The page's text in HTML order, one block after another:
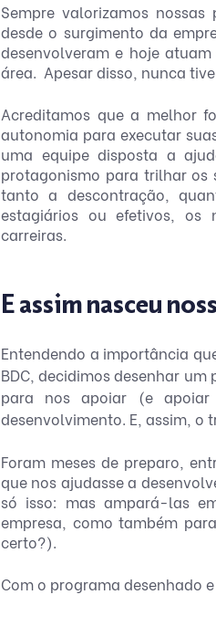
Sempre valorizamos
desde o surgimento da
desenvolveram e hoje
área.  Apesar disso, nunca
Acreditamos que a melhor
autonomia para executar
uma equipe disposta a
protagonismo para trilhar os
tanto a descontração,
estagiários ou efetivos, os
carreiras.
E assim nasceu
Entendendo a importância
BDC, decidimos desenhar
para nos apoiar (e apoiar
desenvolvimento. E, assim, o
Foram meses de preparo,
que nos ajudasse a
só isso: mas ampará-las
empresa, como também
certo?).
Com o programa desenhado